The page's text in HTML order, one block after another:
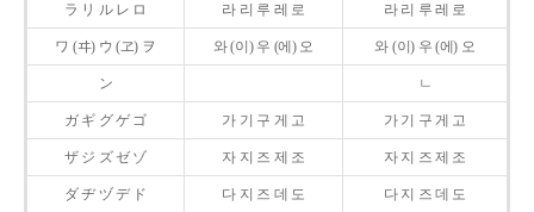
ラ リ ル レ ロ 라 리 루 레 로 라 리 루 레 로
ワ (ヰ) ウ (ヱ) ヲ 와 (이) 우 (에) 오 와 (이) 우 (에) 오
ン ㄴ
ガ ギ グ ゲ ゴ 가 기 구 게 고 가 기 구 게 고
ザ ジ ズ ゼ ゾ 자 지 즈 제 조 자 지 즈 제 조
ダ ヂ ヅ デ ド 다 지 즈 데 도 다 지 즈 데 도